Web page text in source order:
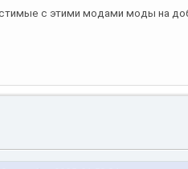
с этими модами моды на